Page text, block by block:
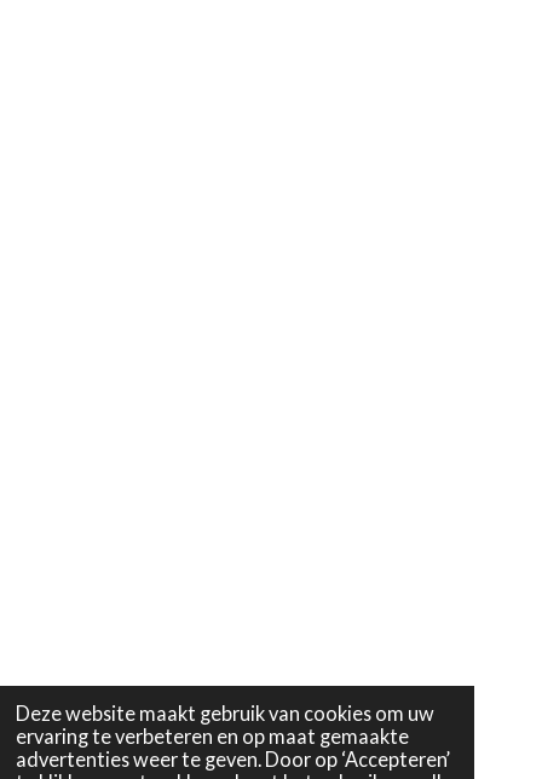
Deze website maakt gebruik van cookies om uw
ervaring te verbeteren en op maat gemaakte
advertenties weer te geven. Door op ‘Accepteren’